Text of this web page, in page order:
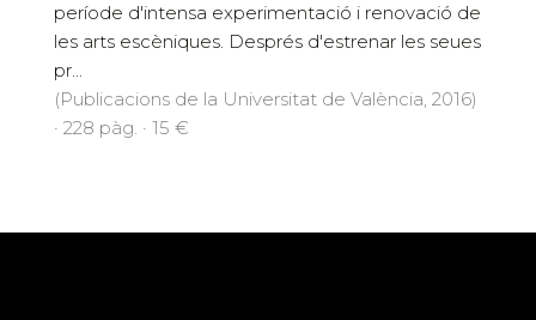
període d'intensa experimentació i renovació de
les arts escèniques. Després d'estrenar les seues
pr...
(Publicacions de la Universitat de València, 2016)
· 228 pàg. · 15 €